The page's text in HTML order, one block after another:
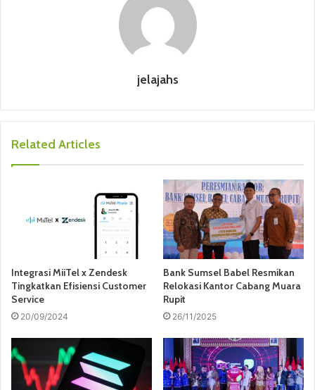
jelajahs
Related Articles
Integrasi MiiTel x Zendesk
Tingkatkan Efisiensi Customer
Service
20/09/2024
Bank Sumsel Babel Resmikan
Relokasi Kantor Cabang Muara
Rupit
26/11/2025